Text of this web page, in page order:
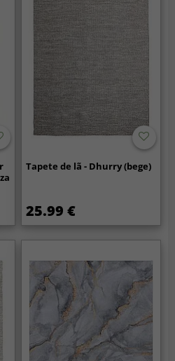
Tapete de lã - Dhurry (bege)
25.99 €